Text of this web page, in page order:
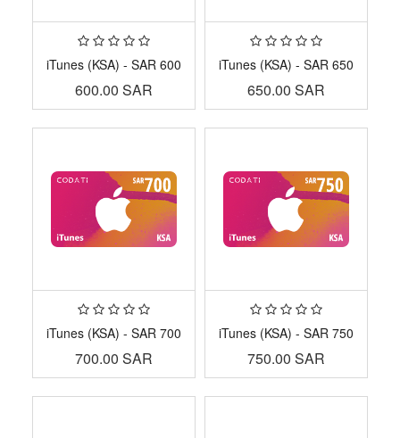
iTunes (KSA) - SAR 600
600.00 SAR
iTunes (KSA) - SAR 650
650.00 SAR
iTunes (KSA) - SAR 700
700.00 SAR
iTunes (KSA) - SAR 750
750.00 SAR